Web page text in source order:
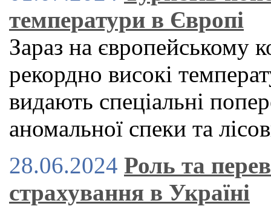
температури в Європі
Зараз на європейському
рекордно високі
видають спеціальні
аномальної спеки та
28.06.2024 Роль та
страхування в Україні